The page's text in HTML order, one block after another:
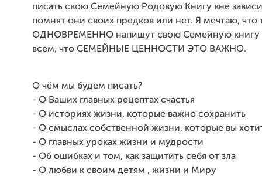
писать свою Семейную Родовую Книгу вне
помнят они своих предков или нет. Я мечтаю, что
ОДНОВРЕМЕННО напишут свою Семейную книгу
всем, что СЕМЕЙНЫЕ ЦЕННОСТИ ЭТО ВАЖНО.
О чём мы будем писать?
- О Ваших главных рецептах счастья
- О историях жизни, которые важно сохранить
- О смыслах собственной жизни, которые вы
- О главных уроках жизни и мудрости
- Об ошибках и том, как защитить себя от зла
- О любви к своим детям , жизни и Миру